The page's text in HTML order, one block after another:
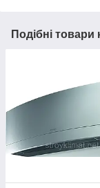
Подібні товари